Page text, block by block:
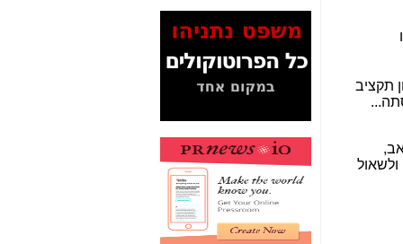
המסמכים בנושא בזק-
Yes (תיק 4000)
מוכיחים "תפירת תיק"
לאיש הלא נכון! -כאן
עובדות ומסמכים
האם ביבי כשר
תקשורת עזר לקב'
בזק? -כאן
מה מקור ה-Fake
News שהביא לתפירת
תיק לביבי והעלמת
החשודים הנכונים -כאן